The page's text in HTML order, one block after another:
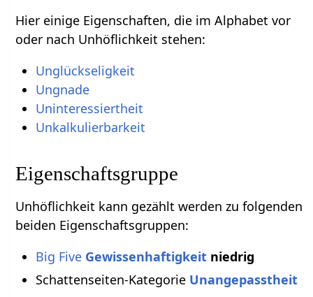
Hier einige Eigenschaften, die im Alphabet vor
oder nach Unhöflichkeit stehen:
Unglückseligkeit
Ungnade
Uninteressiertheit
Unkalkulierbarkeit
Eigenschaftsgruppe
Unhöflichkeit kann gezählt werden zu folgenden
beiden Eigenschaftsgruppen:
Big Five Gewissenhaftigkeitniedrig
Schattenseiten-Kategorie Unangepasstheit